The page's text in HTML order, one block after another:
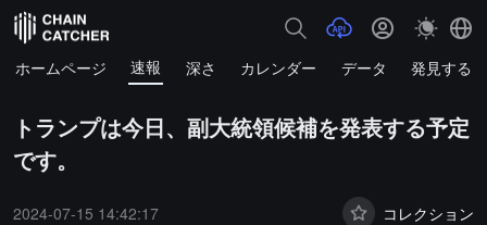
ホームページ 速報 深さ カレンダー データ 発見する
トランプは今日、副大統領候補を発表する予定
です。
2024-07-15 14:42:17 コレクション